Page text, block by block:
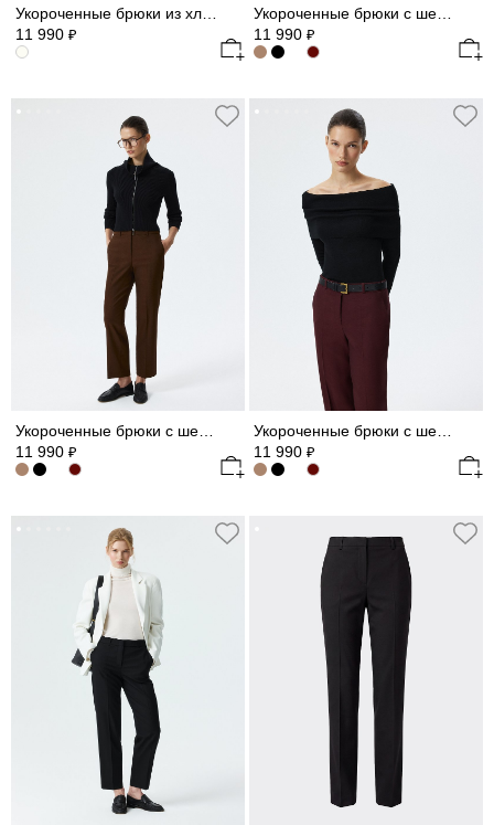
Укороченные брюки из хлопка
11 990 ₽
Укороченные брюки с шерстью
11 990 ₽
11 990 ₽
11 990 ₽